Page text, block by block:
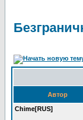
Автор
Chime[RUS]